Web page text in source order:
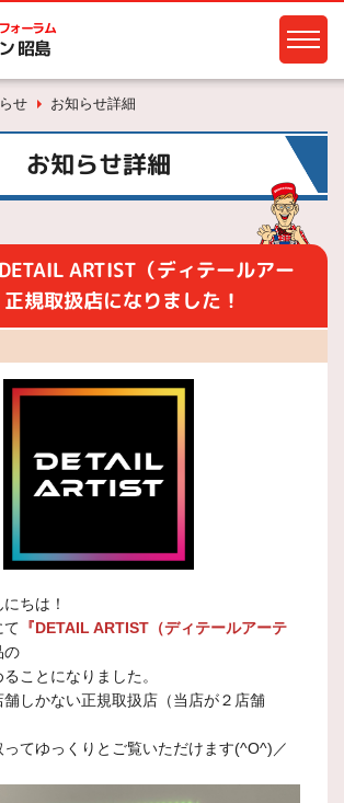
ォーラム
昭島
せ お知らせ詳細
お知らせ詳細
ARTIST（ディテールアー
規取扱店になりました！
ちは！
て 『DETAIL ARTIST（ディテールアーテ
の
ことになりました。
しかない正規取扱店（当店が２店舗
てゆっくりとご覧いただけます(^O^)／